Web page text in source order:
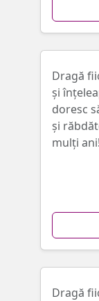
Dragă
şi
doresc
şi
mulţi ani!
Dragă